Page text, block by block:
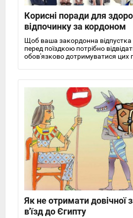
Корисні поради для
відпочинку за кордоном
Щоб ваша закордонна
перед поїздкою потрібно
обов'язково дотримуватися цих
Як не отримати довічної
в'їзд до Єгипту